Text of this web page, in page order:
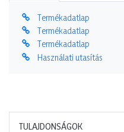
Termékadatlap
Termékadatlap
Termékadatlap
Használati utasítás
TULAJDONSÁGOK